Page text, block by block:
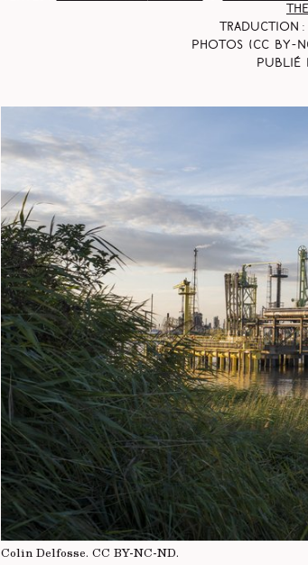
Traduction :
Photos (CC BY-
Publié
Colin Delfosse. CC BY-NC-ND.